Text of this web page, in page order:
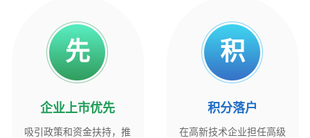
先
企业上市优先
吸引政策和资金扶持，推
积
积分落户
在高新技术企业担任高级